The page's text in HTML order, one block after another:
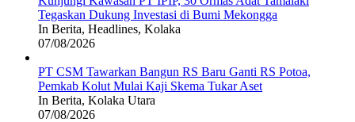
Tegaskan Dukung Investasi di Bumi Mekongga
In Berita, Headlines, Kolaka
07/08/2026
PT CSM Tawarkan Bangun RS Baru Ganti RS Potoa,
Pemkab Kolut Mulai Kaji Skema Tukar Aset
In Berita, Kolaka Utara
07/08/2026